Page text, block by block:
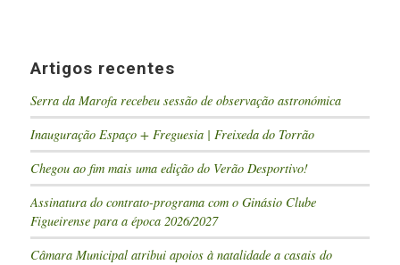
Artigos recentes
Serra da Marofa recebeu sessão de observação astronómica
Inauguração Espaço + Freguesia | Freixeda do Torrão
Chegou ao fim mais uma edição do Verão Desportivo!
Assinatura do contrato-programa com o Ginásio Clube
Figueirense para a época 2026/2027
Câmara Municipal atribui apoios à natalidade a casais do